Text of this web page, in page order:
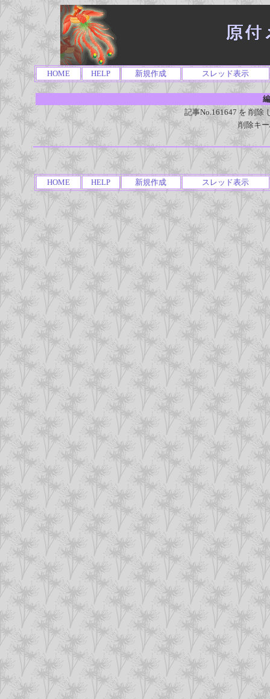
HOME HELP 新規作成 スレッド表示
記事No.161647 を 削除
削除キ
HOME HELP 新規作成 スレッド表示